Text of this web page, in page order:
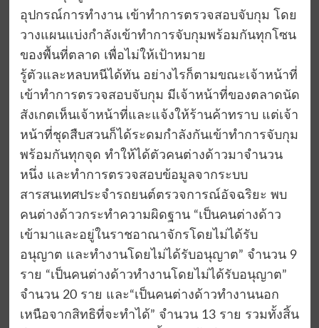
อุปกรณ์การทำงาน เข้าทำการตรวจสอบจับกุม โดย
วางแผนแบ่งกำลังเข้าทำการจับกุมพร้อมกันทุกโซน
ของพื้นที่ตลาด เพื่อไม่ให้เป้าหมาย
รู้ตัวและหลบหนีได้ทัน อย่างไรก็ตามขณะเจ้าหน้าที่
เข้าทำการตรวจสอบจับกุม มีเจ้าหน้าที่ของตลาดนัด
สังเกตเห็นเจ้าหน้าที่และแจ้งให้ร้านค้าทราบ แต่เจ้า
หน้าที่ชุดสืบสวนก็ได้ระดมกำลังกันเข้าทำการจับกุม
พร้อมกันทุกจุด ทำให้ได้ตัวคนต่างด้าวมาจำนวน
หนึ่ง และทำการตรวจสอบข้อมูลจากระบบ
สารสนเทศประจำรถยนต์ตรวจการณ์อัจฉริยะ พบ
คนต่างด้าวกระทำความผิดฐาน “เป็นคนต่างด้าว
เข้ามาและอยู่ในราชอาณาจักรโดยไม่ได้รับ
อนุญาต และทำงานโดยไม่ได้รับอนุญาต” จำนวน 9
ราย “เป็นคนต่างด้าวทำงานโดยไม่ได้รับอนุญาต”
จำนวน 20 ราย และ“เป็นคนต่างด้าวทำงานนอก
เหนือจากสิทธิที่จะทำได้” จำนวน 13 ราย รวมทั้งสิ้น